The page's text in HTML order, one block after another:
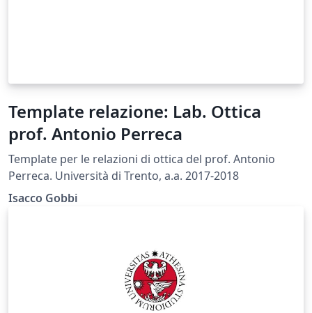
Template relazione: Lab. Ottica
prof. Antonio Perreca
Template per le relazioni di ottica del prof. Antonio
Perreca. Università di Trento, a.a. 2017-2018
Isacco Gobbi